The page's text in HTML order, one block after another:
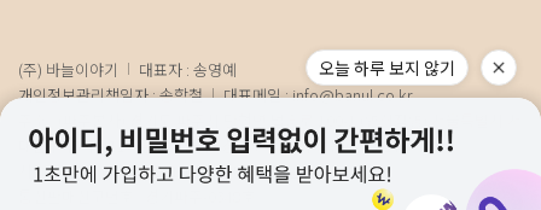
(주) 바늘이야기
대표자 : 송영예
개인정보관리책임자 : 송학철
대표메일 :info@banul.co.kr
대문구 연희로11가길 15 (물류) 경기도 파주시 성동로 19-17
사업자번호 : 674-88-00100[사업자정보확인]
오늘 하루 보지 않기